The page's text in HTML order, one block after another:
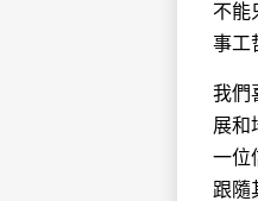
不能
事工
我們
展和
一位
跟隨